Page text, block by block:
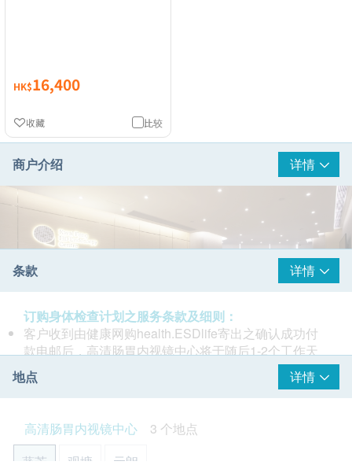
HK$16,400
比较
收藏
商户介绍 详情
服务。我们的内视镜团队由经验丰富、专业细心的专科
医生及护士组成，一系列无压力的内视镜检查服务、尖
端影像系统、周全设备与配套，尽是为您提供一个安
条款 详情
订购身体检查计划之服务条款及细则：
客户收到由健康网购health.ESDlife寄出之确认成功付
款电邮后，高清肠胃内视镜中心将于随后1-2个工作天
办公时间内，致电客户预约检查的时间及地点。
客户必须于预约当天出示身份证及打印订购确认信以确
认身份。
本内视镜检查只适用于16岁至75岁人仕。18岁以下人
仕由家长或监护人陪同。
本内视镜检查有效期为2个月，客户必须于2个月内(由
地点 详情
高清肠胃内视镜中心
3 个地点
葵芳
观塘 元朗